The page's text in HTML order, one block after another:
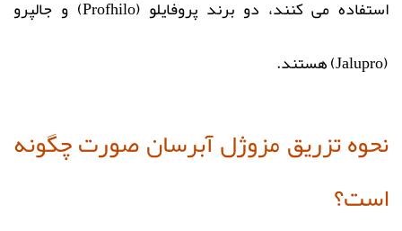
استفاده می‌ کنند، دو برند پروفایلو (Profhilo) و جالپرو
(Jalupro) هستند.
نحوه تزریق مزوژل آبرسان صورت چگونه
است؟